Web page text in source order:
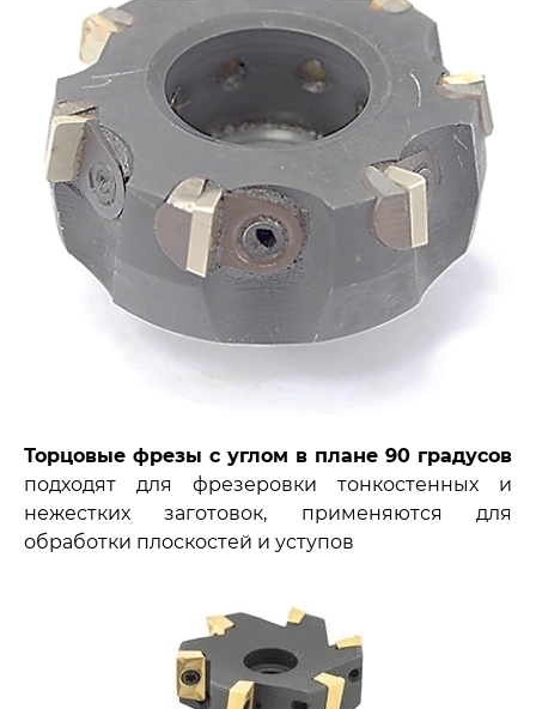
Торцовые фрезы с углом в плане 90 градусов
подходят для фрезеровки тонкостенных и
нежестких заготовок, применяются для
обработки плоскостей и уступов